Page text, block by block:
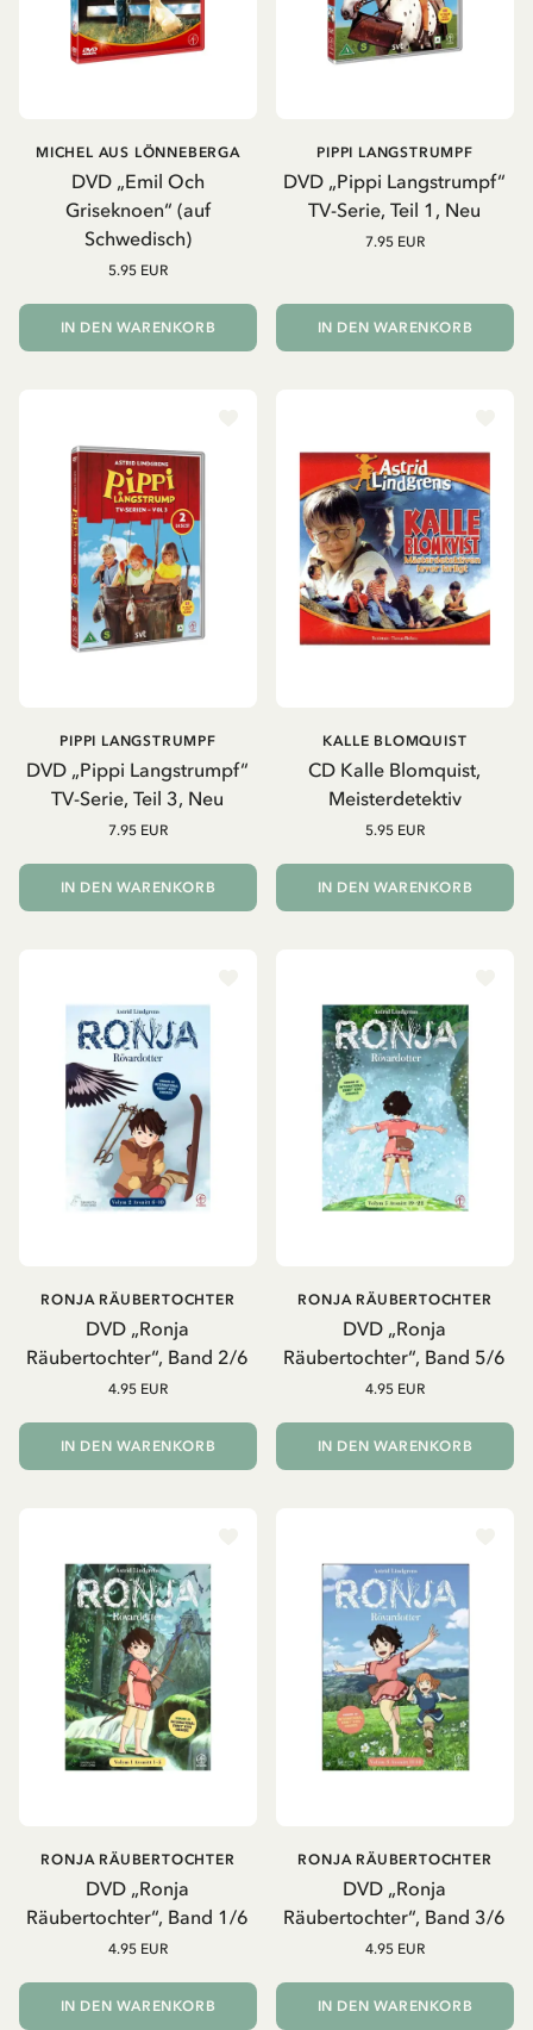
DVD „Emil Och
Griseknoen“ (auf
Schwedisch)
MICHEL AUS LÖNNEBERGA
5.95 EUR
IN DEN WARENKORB
DVD „Pippi Langstrumpf“
TV-Serie, Teil 1, Neu
PIPPI LANGSTRUMPF
7.95 EUR
IN DEN WARENKORB
DVD „Pippi Langstrumpf“
TV-Serie, Teil 3, Neu
PIPPI LANGSTRUMPF
7.95 EUR
IN DEN WARENKORB
CD Kalle Blomquist,
Meisterdetektiv
KALLE BLOMQUIST
5.95 EUR
IN DEN WARENKORB
DVD „Ronja
Räubertochter“, Band 2/6
RONJA RÄUBERTOCHTER
4.95 EUR
IN DEN WARENKORB
DVD „Ronja
Räubertochter“, Band 5/6
RONJA RÄUBERTOCHTER
4.95 EUR
IN DEN WARENKORB
DVD „Ronja
Räubertochter“, Band 1/6
RONJA RÄUBERTOCHTER
4.95 EUR
IN DEN WARENKORB
DVD „Ronja
Räubertochter“, Band 3/6
RONJA RÄUBERTOCHTER
4.95 EUR
IN DEN WARENKORB